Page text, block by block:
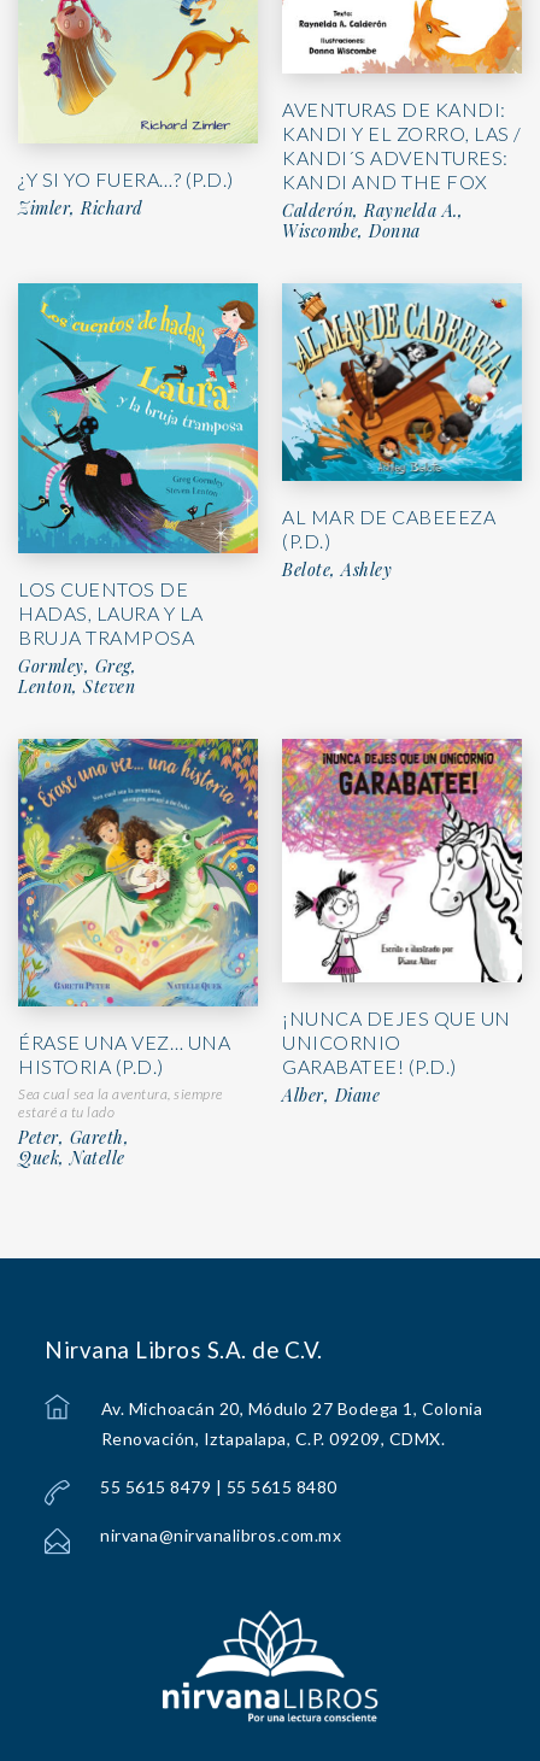
¿Y SI YO FUERA…? (P.D.)
Zimler, Richard
AVENTURAS DE KANDI:
KANDI Y EL ZORRO, LAS /
KANDI´S ADVENTURES:
KANDI AND THE FOX
Calderón, Raynelda A.,
Wiscombe, Donna
LOS CUENTOS DE
HADAS, LAURA Y LA
BRUJA TRAMPOSA
Gormley, Greg,
Lenton, Steven
AL MAR DE CABEEEZA
(P.D.)
Belote, Ashley
ÉRASE UNA VEZ… UNA
HISTORIA (P.D.)
Sea cual sea la aventura, siempre
estaré a tu lado
Peter, Gareth,
Quek, Natelle
¡NUNCA DEJES QUE UN
UNICORNIO
GARABATEE! (P.D.)
Alber, Diane
Nirvana Libros S.A. de C.V.
Av. Michoacán 20, Módulo 27 Bodega 1, Colonia
Renovación, Iztapalapa, C.P. 09209, CDMX.
55 5615 8479 | 55 5615 8480
nirvana@nirvanalibros.com.mx